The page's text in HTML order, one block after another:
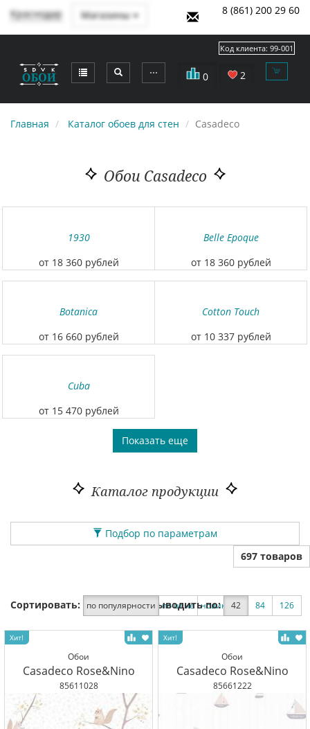
Краснодар Магазины 8 (861) 200 29 60
⋯ 0 2
Код клиента: 99-001
Главная Каталог обоев для стен Casadeco
Обои Casadeco
1930
от 18 360 рублей
Belle Epoque
от 18 360 рублей
Botanica
от 16 660 рублей
Cotton Touch
от 10 337 рублей
Cuba
от 15 470 рублей
Показать еще
Каталог продукции
Подбор по параметрам
697 товаров
Сортировать: по популярности по цене новинки по скидке
Выводить по: 42 84 126
Обои
Casadeco Rose&Nino
85611028
Обои
Casadeco Rose&Nino
85661222